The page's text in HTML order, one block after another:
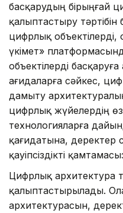
басқарудың бірыңғай
қалыптастыру тәртібін
цифрлық
үкімет»
объектілерді
Қағидаларға сәйкес,
дамыту
цифрлық жүйелердің
технологияларға
қағидатына, деректер
қауіпсіздікті
Цифрлық архитектура
қалыптастырылады.
архитектурасын,